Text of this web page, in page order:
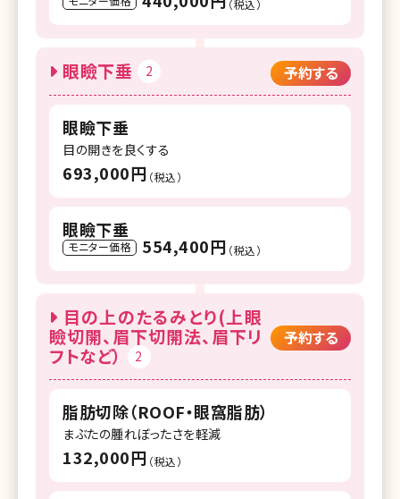
（税込）
眼瞼下垂 2 予約する
眼瞼下垂
目の開きを良くする
693,000円 （税込）
眼瞼下垂
モニター価格 554,400円 （税込）
目の上のたるみとり(上眼
瞼切開、眉下切開法、眉下リ
フトなど）
2
予約する
脂肪切除（ROOF・眼窩脂肪）
まぶたの腫れぼったさを軽減
132,000円 （税込）